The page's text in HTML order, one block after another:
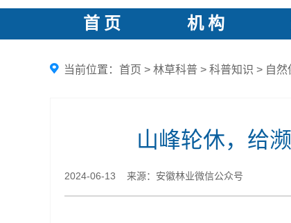
首 页 机 构
当前位置： 首页 > 林草科普 > 科普知识 > 自然
山峰轮休，给
2024-06-13 来源：安徽林业微信公众号